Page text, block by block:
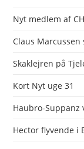
Nyt medlem af
Claus
Skaklejren på
Kort Nyt uge 31
Haubro-Suppanz
Hector flyvende i